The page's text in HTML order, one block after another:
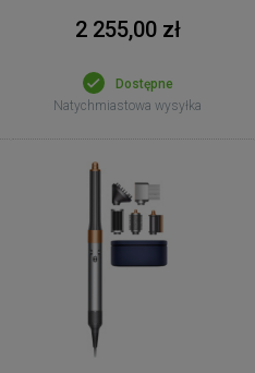
2 255,00 zł
Dostępne
Natychmiastowa wysyłka